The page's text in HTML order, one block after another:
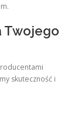
Twojego
skuteczność i